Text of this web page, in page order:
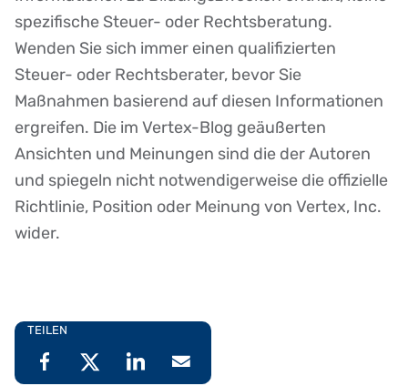
spezifische Steuer- oder Rechtsberatung.
Wenden Sie sich immer einen qualifizierten
Steuer- oder Rechtsberater, bevor Sie
Maßnahmen basierend auf diesen Informationen
ergreifen. Die im Vertex-Blog geäußerten
Ansichten und Meinungen sind die der Autoren
und spiegeln nicht notwendigerweise die offizielle
Richtlinie, Position oder Meinung von Vertex, Inc.
wider.
TEILEN